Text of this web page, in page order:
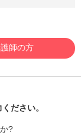
師の方
ださい。
?